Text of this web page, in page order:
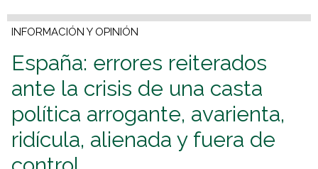
INFORMACIÓN Y OPINIÓN
España: errores reiterados
ante la crisis de una casta
política arrogante, avarienta,
ridícula, alienada y fuera de